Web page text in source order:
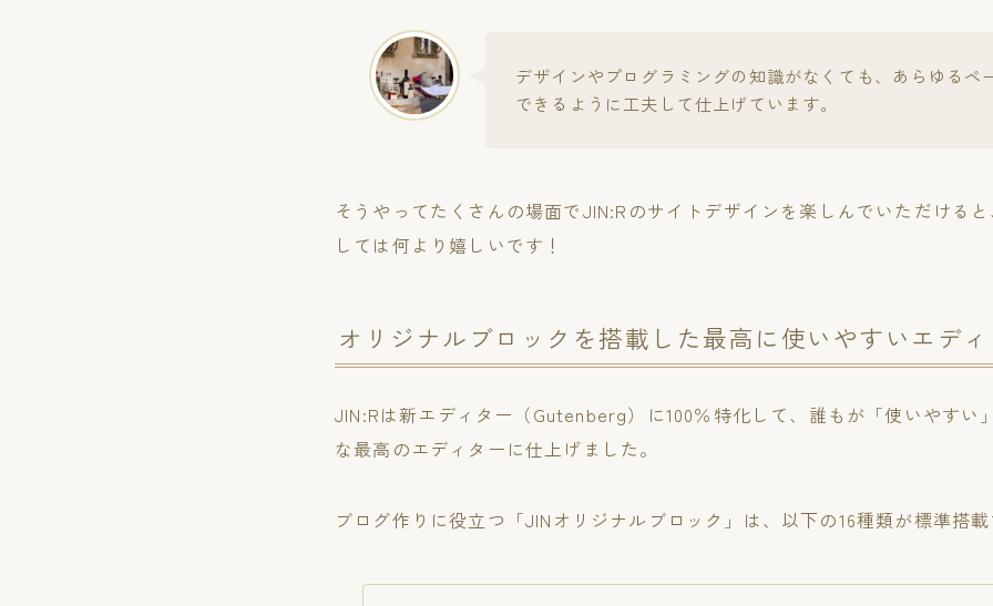
デザインやプログラミングの知識がなくても、あらゆるペ
できるように工夫して仕上げています。
そうやってたくさんの場面でJIN:Rのサイトデザインを楽しんでいただける
しては何より嬉しいです！
オリジナルブロックを搭載した最高に使いやすいエディ
JIN:Rは新エディター（Gutenberg）に100％特化して、誰もが「使いやすい
な最高のエディターに仕上げました。
ブログ作りに役立つ「JINオリジナルブロック」は、以下の16種類が標準搭載